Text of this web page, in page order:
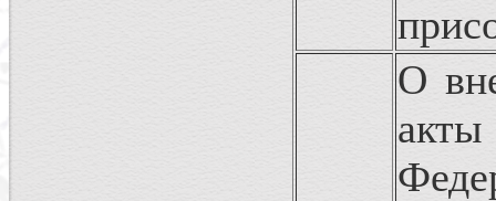
О